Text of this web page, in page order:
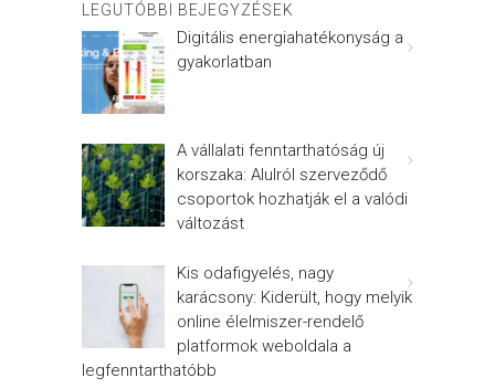
LEGUTÓBBI BEJEGYZÉSEK
Digitális energiahatékonyság a
gyakorlatban
A vállalati fenntarthatóság új
korszaka: Alulról szerveződő
csoportok hozhatják el a valódi
változást
Kis odafigyelés, nagy
karácsony: Kiderült, hogy melyik
online élelmiszer-rendelő
platformok weboldala a
legfenntarthatóbb